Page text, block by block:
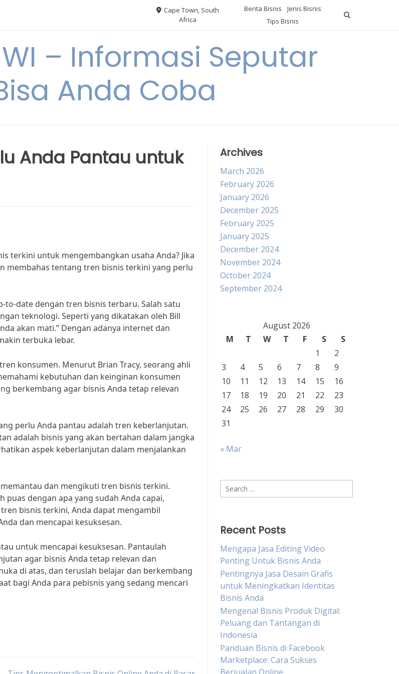
Cape Town, South
Africa
Berita Bisnis
Jenis Bisnis
Tips Bisnis
– Informasi Seputar
Anda Coba
Anda Pantau untuk
terkini untuk mengembangkan usaha Anda? Jika
membahas tentang tren bisnis terkini yang perlu
to-date dengan tren bisnis terbaru. Salah satu
teknologi. Seperti yang dikatakan oleh Bill
akan mati.” Dengan adanya internet dan
terbuka lebar.
konsumen. Menurut Brian Tracy, seorang ahli
kebutuhan dan keinginan konsumen
berkembang agar bisnis Anda tetap relevan
perlu Anda pantau adalah tren keberlanjutan.
adalah bisnis yang akan bertahan dalam jangka
aspek keberlanjutan dalam menjalankan
dan mengikuti tren bisnis terkini.
puas dengan apa yang sudah Anda capai,
bisnis terkini, Anda dapat mengambil
dan mencapai kesuksesan.
untuk mencapai kesuksesan. Pantaulah
agar bisnis Anda tetap relevan dan
di atas, dan teruslah belajar dan berkembang
bagi Anda para pebisnis yang sedang mencari
Archives
March 2026
February 2026
January 2026
December 2025
February 2025
January 2025
December 2024
November 2024
October 2024
September 2024
August 2026
M
T W T F S
S
1
2
3
4 5 6 7 8
9
10
11 12 13 14 15
16
17
18 19 20 21 22
23
24
25 26 27 28 29
30
31
« Mar
Search
for:
Recent Posts
Mengapa Jasa Editing Video
Penting Untuk Bisnis Anda
Pentingnya Jasa Desain Grafis
untuk Meningkatkan Identitas
Bisnis Anda
Mengenal Bisnis Produk Digital:
Peluang dan Tantangan di
Indonesia
Panduan Bisnis di Facebook
Marketplace: Cara Sukses